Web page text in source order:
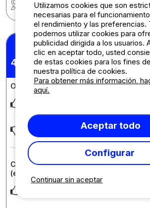
4,67 /10
Sharon D.
Publicado el 10/05/2026
Estancia : 07/05/2026 -
09/05/2026
Opiniones sobre el camping :
Cut the grass. Allocate Pitches close to
Comentario sobre el alojamiento :
(excluding double axle caravan)
Continuar sin aceptar
Utilizamos cookies que son
necesarias para el
el rendimiento y las preferencias.
podemos utilizar cookies para
publicidad dirigida a los usuarios.
clic en aceptar todo, usted
de estas cookies para los fines
nuestra política de cookies.
Para obtener más información,
aquí.
Aceptar todo
Configurar